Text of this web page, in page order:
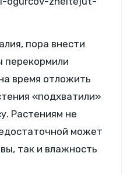
пора внести
перекормили
время отложить
«подхватили»
Растениям не
может
так и влажность